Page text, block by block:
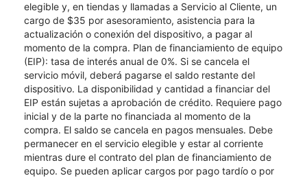
elegible y, en tiendas y llamadas a Servicio al Cliente, un
cargo de $35 por asesoramiento, asistencia para la
actualización o conexión del dispositivo, a pagar al
momento de la compra. Plan de financiamiento de equipo
(EIP): tasa de interés anual de 0%. Si se cancela el
servicio móvil, deberá pagarse el saldo restante del
dispositivo. La disponibilidad y cantidad a financiar del
EIP están sujetas a aprobación de crédito. Requiere pago
inicial y de la parte no financiada al momento de la
compra. El saldo se cancela en pagos mensuales. Debe
permanecer en el servicio elegible y estar al corriente
mientras dure el contrato del plan de financiamiento de
equipo. Se pueden aplicar cargos por pago tardío o por